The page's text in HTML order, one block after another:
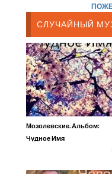
СЛУЧАЙНЫЙ
Мозолевские. Альбом:
Чудное Имя